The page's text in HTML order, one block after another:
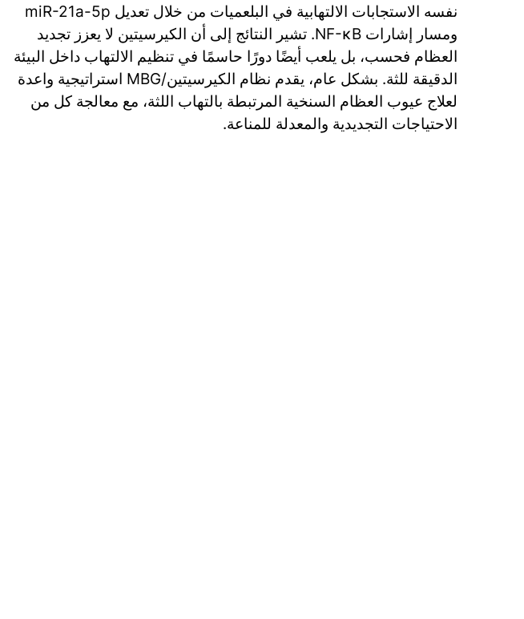
نفسه الاستجابات الالتهابية في البلعميات من خلال تعديل miR-21a-5p
ومسار إشارات NF-κB. تشير النتائج إلى أن الكيرسيتين لا يعزز تجديد
العظام فحسب، بل يلعب أيضًا دورًا حاسمًا في تنظيم الالتهاب داخل البيئة
الدقيقة للثة. بشكل عام، يقدم نظام الكيرسيتين/MBG استراتيجية واعدة
لعلاج عيوب العظام السنخية المرتبطة بالتهاب اللثة، مع معالجة كل من
الاحتياجات التجديدية والمعدلة للمناعة.